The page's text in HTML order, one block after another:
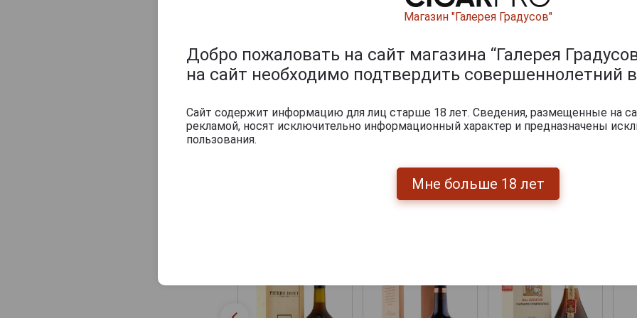
51 069 руб. 118 255 руб.
Магазин "Галерея Градусов"
Добро пожаловать на сайт магазина “Галерея
на сайт необходимо подтвердить совершеннолетний
Сайт содержит информацию для лиц старше 18 лет. Сведения, размещенные на
рекламой, носят исключительно информационный характер и предназначены
пользования.
Мне больше 18 лет